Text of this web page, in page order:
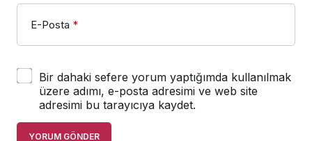
E-Posta *
Bir dahaki sefere yorum yaptığımda kullanılmak
üzere adımı, e-posta adresimi ve web site
adresimi bu tarayıcıya kaydet.
YORUM GÖNDER